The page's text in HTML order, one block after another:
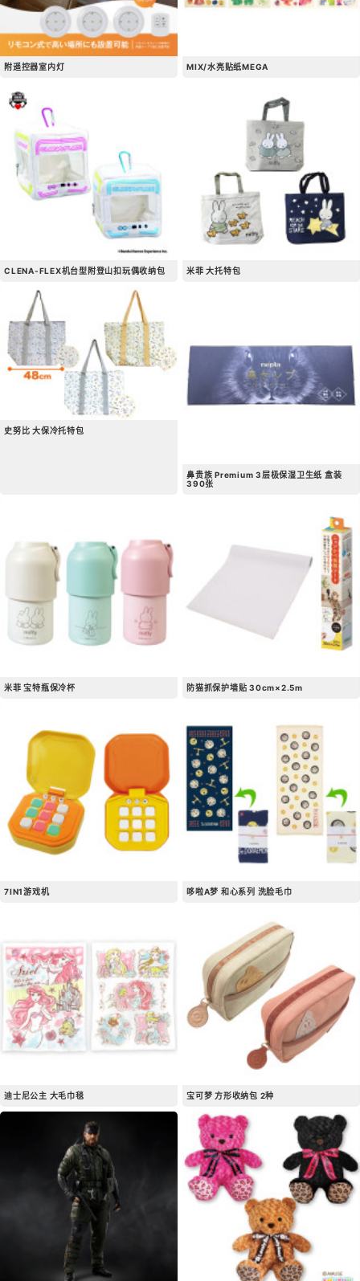
附遥控器室内灯 MIX/水亮贴纸MEGA
CLENA-FLEX机台型​​附登山扣玩偶收纳包 米菲 大托特包
史努比 大保冷托特包
鼻贵族 Premium 3层极保湿卫生纸 盒装
390张
米菲 宝特瓶保冷杯 防猫抓保护墙贴 30cm×2.5m
7IN1游戏机 哆啦A梦 和心系列 洗脸毛巾
迪士尼公主 大毛巾毯 宝可梦 方形收纳包 2种